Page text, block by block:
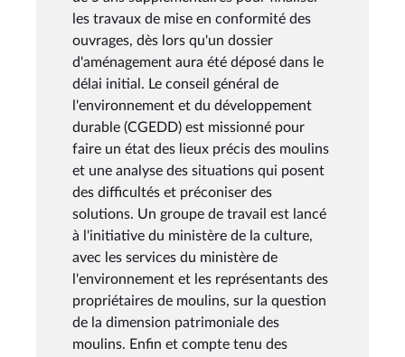
les travaux de mise en conformité des
ouvrages, dès lors qu'un dossier
d'aménagement aura été déposé dans le
délai initial. Le conseil général de
l'environnement et du développement
durable (CGEDD) est missionné pour
faire un état des lieux précis des moulins
et une analyse des situations qui posent
des difficultés et préconiser des
solutions. Un groupe de travail est lancé
à l'initiative du ministère de la culture,
avec les services du ministère de
l'environnement et les représentants des
propriétaires de moulins, sur la question
de la dimension patrimoniale des
moulins. Enfin et compte tenu des